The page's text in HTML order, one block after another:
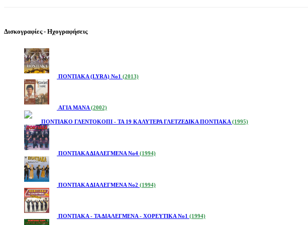
Δισκογραφίες - Ηχογραφήσεις
ΠΟΝΤΙΑΚΑ (LYRA) No1 (2013)
ΑΓΙΑ ΜΑΝΑ (2002)
ΠΟΝΤΙΑΚΟ ΓΛΕΝΤΟΚΟΠΙ - ΤΑ 19 ΚΑΛΥΤΕΡΑ ΓΛΕΤΖΕΔΙΚΑ ΠΟΝΤΙΑΚΑ (1995)
ΠΟΝΤΙΑΚΑ ΔΙΑΛΕΓΜΕΝΑ Νο4 (1994)
ΠΟΝΤΙΑΚΑ ΔΙΑΛΕΓΜΕΝΑ Νο2 (1994)
ΠΟΝΤΙΑΚΑ - ΤΑ ΔΙΑΛΕΓΜΕΝΑ - ΧΟΡΕΥΤΙΚΑ Νο1 (1994)